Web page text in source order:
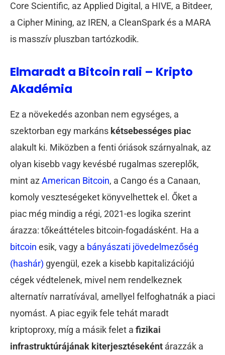
Core Scientific, az Applied Digital, a HIVE, a Bitdeer,
a Cipher Mining, az IREN, a CleanSpark és a MARA
is masszív pluszban tartózkodik.
Elmaradt a Bitcoin rali – Kripto
Akadémia
Ez a növekedés azonban nem egységes, a
szektorban egy markáns kétsebességes piac
alakult ki. Miközben a fenti óriások szárnyalnak, az
olyan kisebb vagy kevésbé rugalmas szereplők,
mint az American Bitcoin, a Cango és a Canaan,
komoly veszteségeket könyvelhettek el. Őket a
piac még mindig a régi, 2021-es logika szerint
árazza: tőkeáttételes bitcoin-fogadásként. Ha a
bitcoin esik, vagy a bányászati jövedelmezőség
(hashár) gyengül, ezek a kisebb kapitalizációjú
cégek védtelenek, mivel nem rendelkeznek
alternatív narratívával, amellyel felfoghatnák a piaci
nyomást. A piac egyik fele tehát maradt
kriptoproxy, míg a másik felet a fizikai
infrastruktúrájának kiterjesztéseként árazzák a